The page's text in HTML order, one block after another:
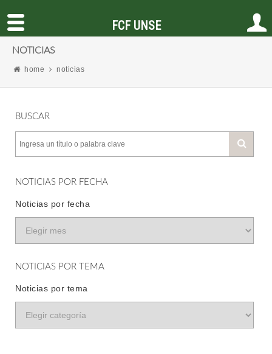
NOTICIAS
home noticias
BUSCAR
NOTICIAS POR FECHA
Noticias por fecha
NOTICIAS POR TEMA
Noticias por tema
FCF UNSE